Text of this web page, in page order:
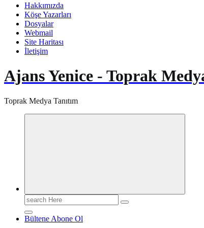
Hakkımızda
Köşe Yazarları
Dosyalar
Webmail
Site Haritası
İletişim
Ajans Yenice - Toprak
Toprak Medya Tanıtım
Search
for:
Bültene Abone Ol